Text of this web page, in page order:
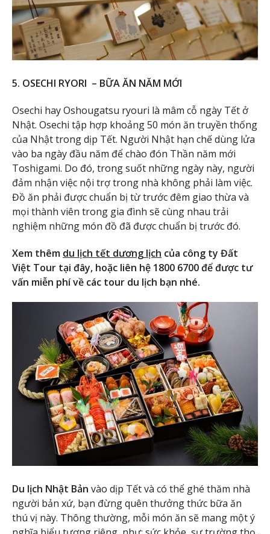
5. OSECHI RYORI – BỮA ĂN NĂM MỚI
Osechi hay Oshougatsu ryouri là mâm cỗ ngày Tết ở
Nhật. Osechi tập hợp khoảng 50 món ăn truyền thống
của Nhật trong dịp Tết. Người Nhật hạn chế dùng lửa
vào ba ngày đầu năm để chào đón Thần năm mới
Toshigami. Do đó, trong suốt những ngày này, người
đảm nhận việc nội trợ trong nhà không phải làm việc.
Đồ ăn phải được chuẩn bị từ trước đêm giao thừa và
mọi thành viên trong gia đình sẽ cùng nhau trải
nghiệm những món đồ đã được chuẩn bị trước đó.
Xem thêm du lịch tết dương lịch của công ty Đất
Việt Tour tại đây, hoặc liên hệ 1800 6700 để được tư
vấn miễn phí về các tour du lịch bạn nhé.
Du lịch Nhật Bản vào dịp Tết và có thể ghé thăm nhà
người bản xứ, bạn đừng quên thưởng thức bữa ăn
thú vị này. Thông thường, mỗi món ăn sẽ mang một ý